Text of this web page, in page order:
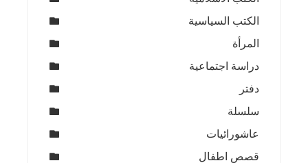
الكتب السياسية
المرأة
دراسة اجتماعية
دفتر
سلسلة
عاشورائيات
قصص اطفال